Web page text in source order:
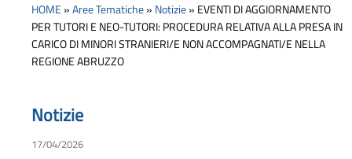
HOME »Aree Tematiche» Notizie» EVENTI DI AGGIORNAMENTO
PER TUTORI E NEO-TUTORI: PROCEDURA RELATIVA ALLA PRESA IN
CARICO DI MINORI STRANIERI/E NON ACCOMPAGNATI/E NELLA
REGIONE ABRUZZO
Notizie
17/04/2026